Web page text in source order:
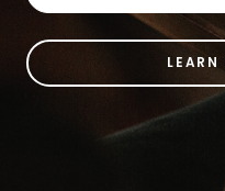
LEARN